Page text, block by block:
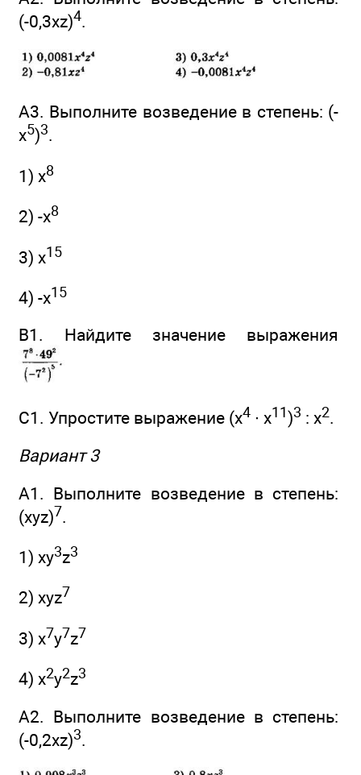
(-0,3xz)4.
А3. Выполните возведение в степень: (-
х5)3.
1) х8
2) -х8
3) х15
4) -х15
В1. Найдите значение выражения
С1. Упростите выражение (х4 ∙ х11)3 : х2.
Вариант 3
А1. Выполните возведение в степень:
(xyz)7.
1) xy3z3
2) xyz7
3) x7y7z7
4) x2y2z3
A2. Выполните возведение в степень:
(-0,2хz)3.